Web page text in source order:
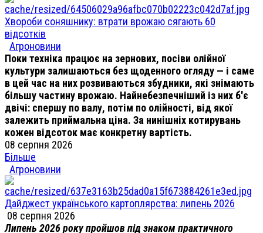
Хвороби соняшнику: втрати врожаю сягають 60
відсотків
Агроновини
Поки техніка працює на зернових, посіви олійної
культури залишаються без щоденного огляду — і саме
в цей час на них розвиваються збудники, які знімають
більшу частину врожаю. Найнебезпечніший із них б'є
двічі: спершу по валу, потім по олійності, від якої
залежить приймальна ціна. За нинішніх котирувань
кожен відсоток має конкретну вартість.
08 серпня 2026
Більше
Агроновини
Дайджест українського картоплярства: липень 2026
08 серпня 2026
Липень 2026 року пройшов під знаком практичного